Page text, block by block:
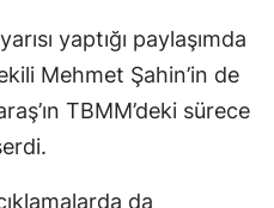
yaptığı paylaşımda
Mehmet Şahin’in de
TBMM’deki sürece
da